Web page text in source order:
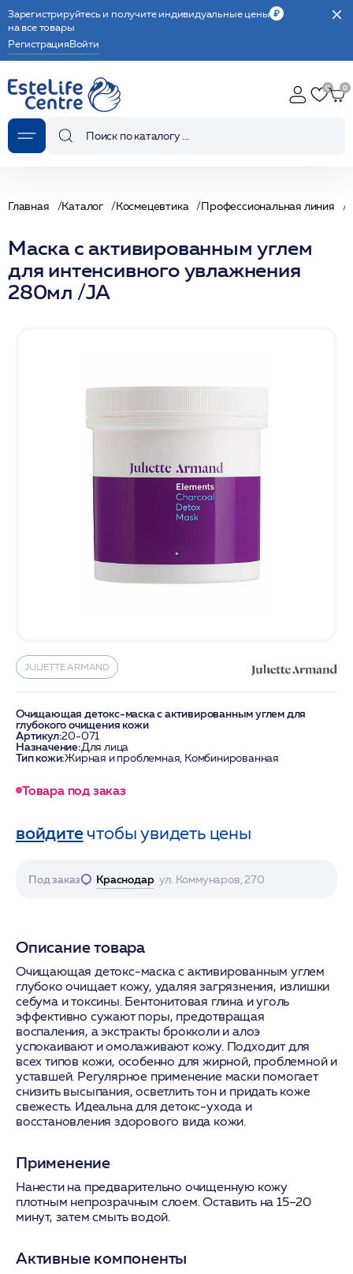
Зарегистрируйтесь и получите индивидуальные цены
на все товары
РегистрацияВойти
Главная Каталог Космецевтика Профессиональная линия
Маска с активированным углем
для интенсивного увлажнения
280мл /JA
JULIETTE ARMAND
Очищающая детокс-маска с активированным углем для
глубокого очищения кожи
Артикул:20-071
Назначение:Для лица
Тип кожи:Жирная и проблемная, Комбинированная
Товара под заказ
войдитечтобы увидеть цены
Под заказ Краснодар ул. Коммунаров, 270
Описание товара
Очищающая детокс-маска с активированным углем
глубоко очищает кожу, удаляя загрязнения, излишки
себума и токсины. Бентонитовая глина и уголь
эффективно сужают поры, предотвращая
воспаления, а экстракты брокколи и алоэ
успокаивают и омолаживают кожу. Подходит для
всех типов кожи, особенно для жирной, проблемной и
уставшей. Регулярное применение маски помогает
снизить высыпания, осветлить тон и придать коже
свежесть. Идеальна для детокс-ухода и
восстановления здорового вида кожи.
Применение
Нанести на предварительно очищенную кожу
плотным непрозрачным слоем. Оставить на 15–20
минут, затем смыть водой.
Активные компоненты